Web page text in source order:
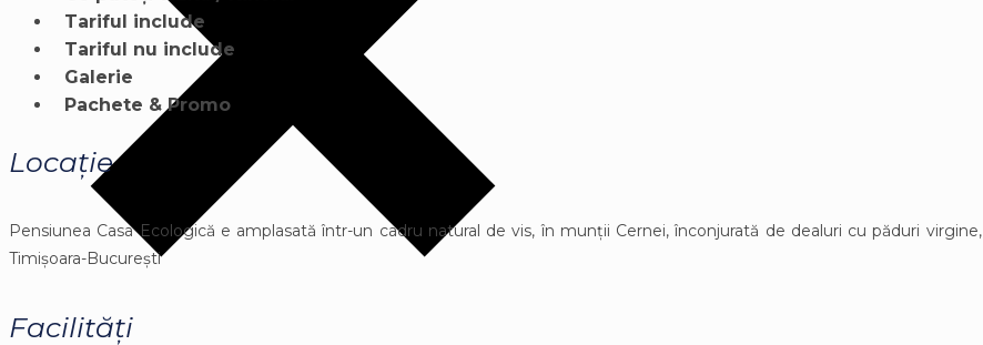
Tariful include
Tariful nu include
Galerie
Pachete & Promo
Locație
Pensiunea Casa Ecologică e amplasată într-un cadru natural de vis, în munții Cernei, înconjurată de dealuri cu păduri virgine,
Timișoara-București
Facilități